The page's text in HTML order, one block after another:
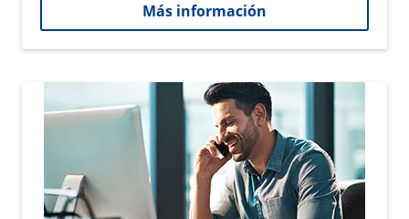
Más información